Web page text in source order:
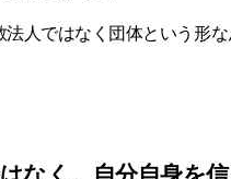
人ではなく団体という形